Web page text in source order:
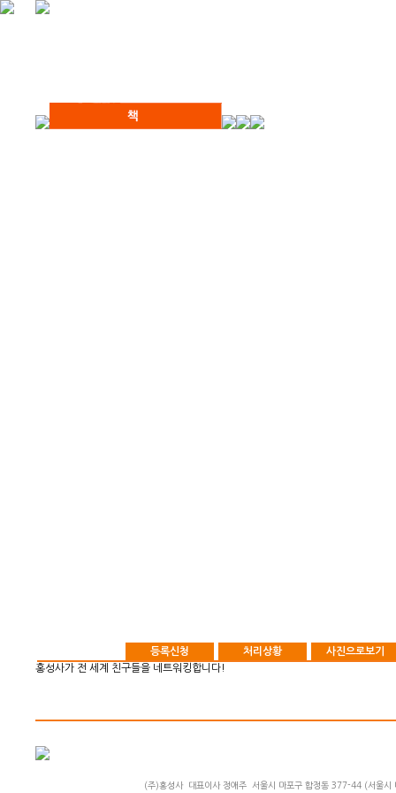
등록신청 처리상황
사진으로보기
홍성사가 전 세계 친구들을 네트워킹합니다!
(주)홍성사 대표이사 정애주 서울시 마포구 합정동 377-44 (서